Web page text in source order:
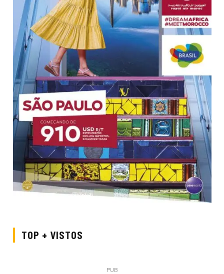
TOP + VISTOS
PUB